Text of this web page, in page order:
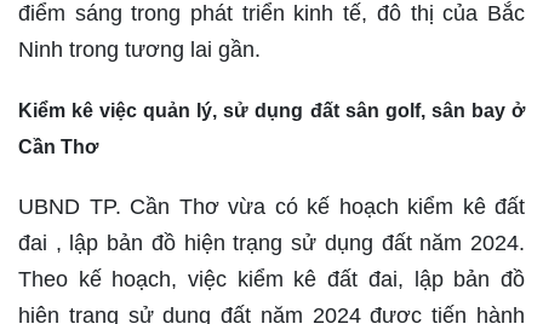
điểm sáng trong phát triển kinh tế, đô thị của Bắc
Ninh trong tương lai gần.
Kiểm kê việc quản lý, sử dụng đất sân golf, sân bay ở
Cần Thơ
UBND TP. Cần Thơ vừa có kế hoạch kiểm kê đất
đai , lập bản đồ hiện trạng sử dụng đất năm 2024.
Theo kế hoạch, việc kiểm kê đất đai, lập bản đồ
hiện trạng sử dụng đất năm 2024 được tiến hành